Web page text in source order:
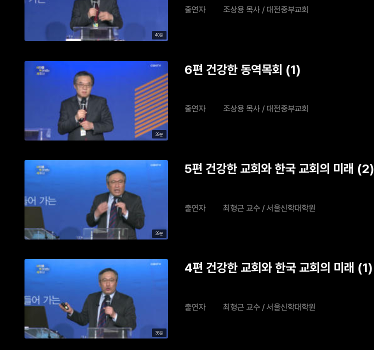
40분
출연자 조상용 목사 / 대전중부교회
39분
6편 건강한 동역목회 (1)
출연자 조상용 목사 / 대전중부교회
39분
5편 건강한 교회와 한국 교회의 미래 (2)
출연자 최형근 교수 / 서울신학대학원
36분
4편 건강한 교회와 한국 교회의 미래 (1)
출연자 최형근 교수 / 서울신학대학원